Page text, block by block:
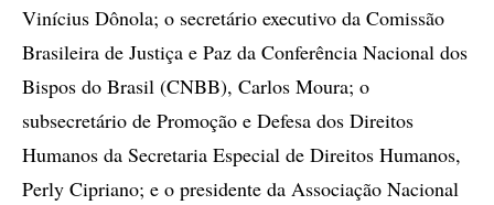
Vinícius Dônola; o secretário executivo da Comissão
Brasileira de Justiça e Paz da Conferência Nacional dos
Bispos do Brasil (CNBB), Carlos Moura; o
subsecretário de Promoção e Defesa dos Direitos
Humanos da Secretaria Especial de Direitos Humanos,
Perly Cipriano; e o presidente da Associação Nacional